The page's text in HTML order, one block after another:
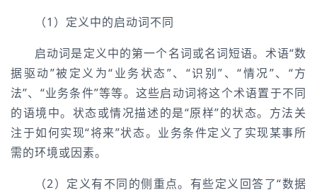
（1）定义中的启动词不同
启动词是定义中的第一个名词或名词短语。术语“数
据驱动”被定义为“业务状态”、“识别”、“情况”、“方
法”、“业务条件”等等。这些启动词将这个术语置于不同
的语境中。状态或情况描述的是“原样”的状态。方法关
注于如何实现“将来”状态。业务条件定义了实现某事所
需的环境或因素。
（2）定义有不同的侧重点。有些定义回答了“数据